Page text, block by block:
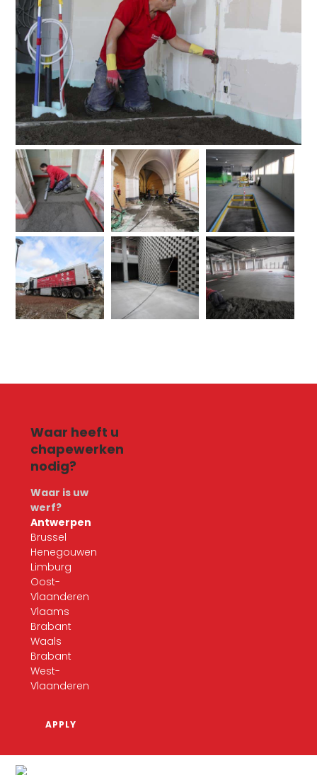
Waar heeft u
chapewerken
nodig?
Waar is uw
werf?
Antwerpen
Brussel
Henegouwen
Limburg
Oost-
Vlaanderen
Vlaams
Brabant
Waals
Brabant
West-
Vlaanderen